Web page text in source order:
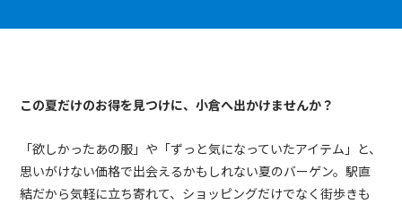
この夏だけのお得を見つけに、小倉へ出かけませんか？
「欲しかったあの服」や「ずっと気になっていたアイテム」と、
思いがけない価格で出会えるかもしれない夏のバーゲン。駅直
結だから気軽に立ち寄れて、ショッピングだけでなく街歩きも